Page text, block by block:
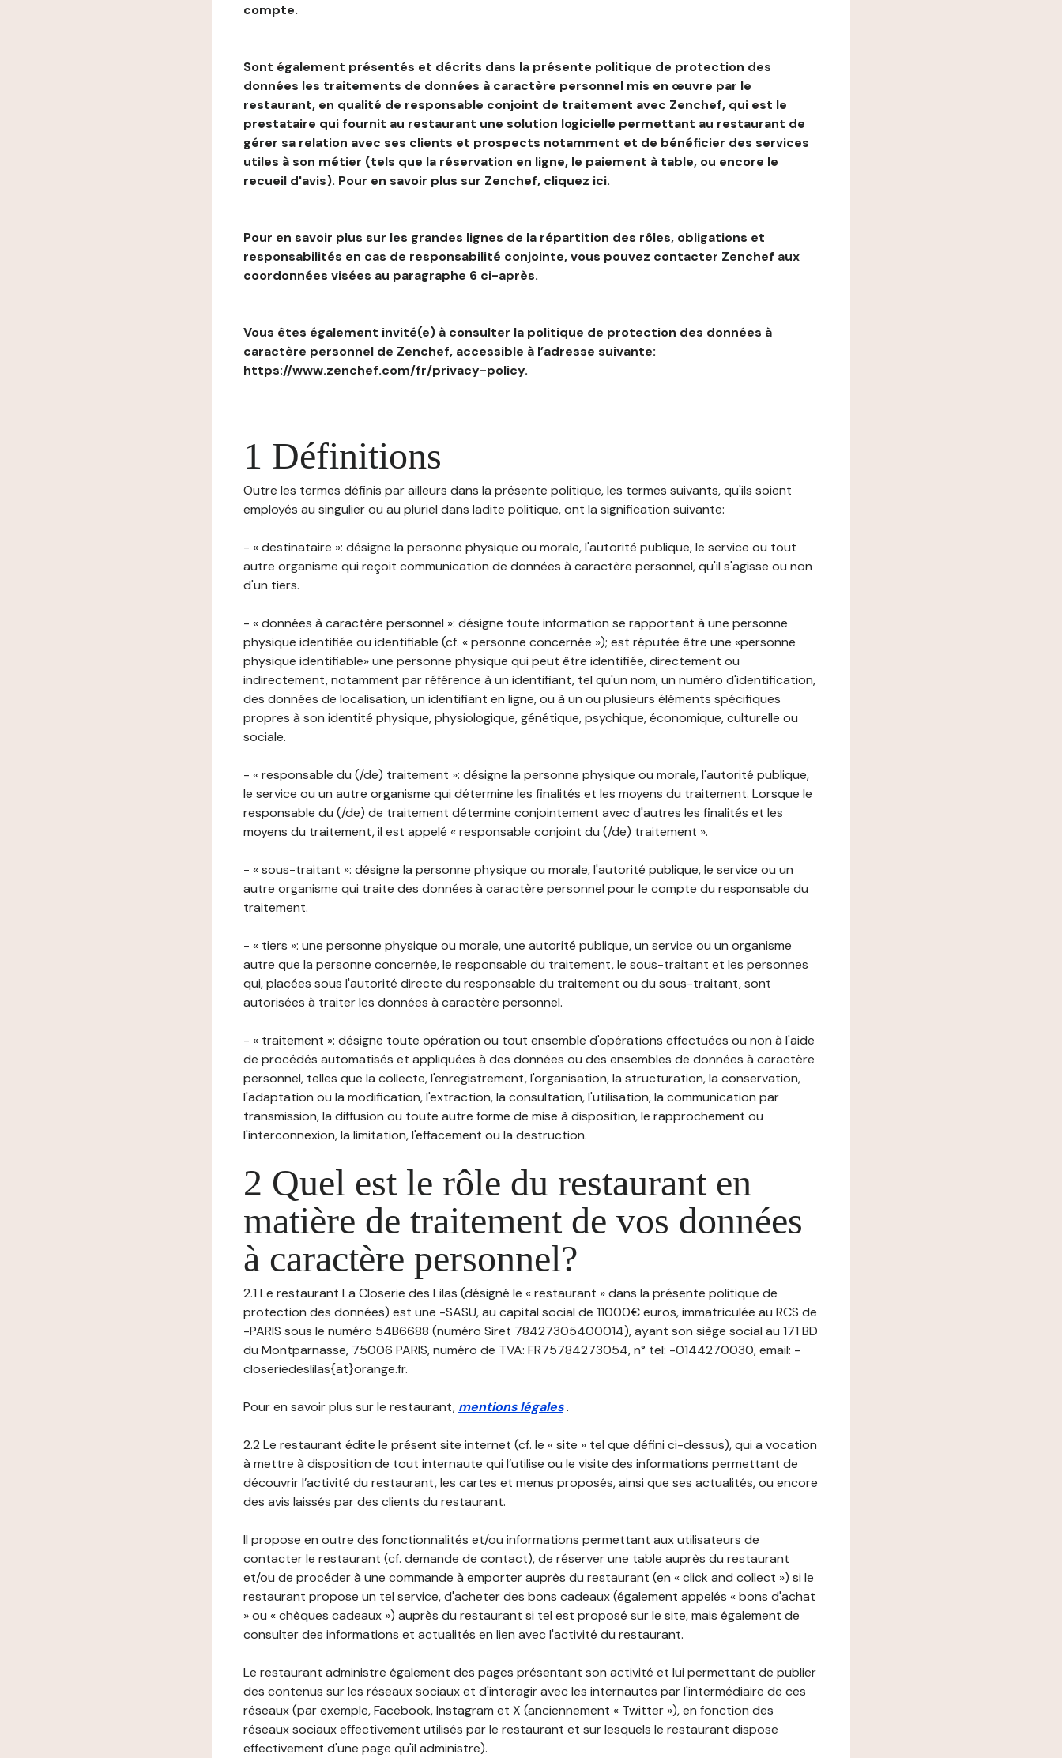
compte.
Sont également présentés et décrits dans la présente politique de protection des
données les traitements de données à caractère personnel mis en œuvre par le
restaurant, en qualité de responsable conjoint de traitement avec Zenchef, qui est le
prestataire qui fournit au restaurant une solution logicielle permettant au restaurant de
gérer sa relation avec ses clients et prospects notamment et de bénéficier des services
utiles à son métier (tels que la réservation en ligne, le paiement à table, ou encore le
recueil d'avis). Pour en savoir plus sur Zenchef, cliquez ici.
Pour en savoir plus sur les grandes lignes de la répartition des rôles, obligations et
responsabilités en cas de responsabilité conjointe, vous pouvez contacter Zenchef aux
coordonnées visées au paragraphe 6 ci-après.
Vous êtes également invité(e) à consulter la politique de protection des données à
caractère personnel de Zenchef, accessible à l’adresse suivante:
https://www.zenchef.com/fr/privacy-policy.
1 Définitions
Outre les termes définis par ailleurs dans la présente politique, les termes suivants, qu'ils soient
employés au singulier ou au pluriel dans ladite politique, ont la signification suivante:
- « destinataire »: désigne la personne physique ou morale, l'autorité publique, le service ou tout
autre organisme qui reçoit communication de données à caractère personnel, qu'il s'agisse ou non
d'un tiers.
- « données à caractère personnel »: désigne toute information se rapportant à une personne
physique identifiée ou identifiable (cf. « personne concernée »); est réputée être une «personne
physique identifiable» une personne physique qui peut être identifiée, directement ou
indirectement, notamment par référence à un identifiant, tel qu'un nom, un numéro d'identification,
des données de localisation, un identifiant en ligne, ou à un ou plusieurs éléments spécifiques
propres à son identité physique, physiologique, génétique, psychique, économique, culturelle ou
sociale.
- « responsable du (/de) traitement »: désigne la personne physique ou morale, l'autorité publique,
le service ou un autre organisme qui détermine les finalités et les moyens du traitement. Lorsque le
responsable du (/de) de traitement détermine conjointement avec d'autres les finalités et les
moyens du traitement, il est appelé « responsable conjoint du (/de) traitement ».
- « sous-traitant »: désigne la personne physique ou morale, l'autorité publique, le service ou un
autre organisme qui traite des données à caractère personnel pour le compte du responsable du
traitement.
- « tiers »: une personne physique ou morale, une autorité publique, un service ou un organisme
autre que la personne concernée, le responsable du traitement, le sous-traitant et les personnes
qui, placées sous l'autorité directe du responsable du traitement ou du sous-traitant, sont
autorisées à traiter les données à caractère personnel.
- « traitement »: désigne toute opération ou tout ensemble d'opérations effectuées ou non à l'aide
de procédés automatisés et appliquées à des données ou des ensembles de données à caractère
personnel, telles que la collecte, l'enregistrement, l'organisation, la structuration, la conservation,
l'adaptation ou la modification, l'extraction, la consultation, l'utilisation, la communication par
transmission, la diffusion ou toute autre forme de mise à disposition, le rapprochement ou
l'interconnexion, la limitation, l'effacement ou la destruction.
2 Quel est le rôle du restaurant en
matière de traitement de vos données
à caractère personnel?
2.1 Le restaurant La Closerie des Lilas (désigné le « restaurant » dans la présente politique de
protection des données) est une -SASU, au capital social de 11000€ euros, immatriculée au RCS de
-PARIS sous le numéro 54B6688 (numéro Siret 78427305400014), ayant son siège social au 171 BD
du Montparnasse, 75006 PARIS, numéro de TVA: FR75784273054, n° tel: -0144270030, email: -
closeriedeslilas{at}orange.fr.
Pour en savoir plus sur le restaurant, mentions légales.
2.2 Le restaurant édite le présent site internet (cf. le « site » tel que défini ci-dessus), qui a vocation
à mettre à disposition de tout internaute qui l’utilise ou le visite des informations permettant de
découvrir l’activité du restaurant, les cartes et menus proposés, ainsi que ses actualités, ou encore
des avis laissés par des clients du restaurant.
Il propose en outre des fonctionnalités et/ou informations permettant aux utilisateurs de
contacter le restaurant (cf. demande de contact), de réserver une table auprès du restaurant
et/ou de procéder à une commande à emporter auprès du restaurant (en « click and collect ») si le
restaurant propose un tel service, d'acheter des bons cadeaux (également appelés « bons d'achat
» ou « chèques cadeaux ») auprès du restaurant si tel est proposé sur le site, mais également de
consulter des informations et actualités en lien avec l'activité du restaurant.
Le restaurant administre également des pages présentant son activité et lui permettant de publier
des contenus sur les réseaux sociaux et d'interagir avec les internautes par l'intermédiaire de ces
réseaux (par exemple, Facebook, Instagram et X (anciennement « Twitter »), en fonction des
réseaux sociaux effectivement utilisés par le restaurant et sur lesquels le restaurant dispose
effectivement d'une page qu'il administre).